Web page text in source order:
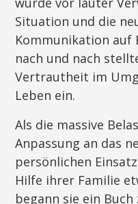
Situation und die
Kommunikation auf
nach und nach
Vertrautheit im
Leben ein.
Als die massive
Anpassung an das
persönlichen
Hilfe ihrer Familie
begann sie ein